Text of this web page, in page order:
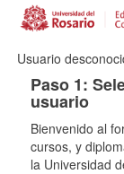
Usuario
Paso 1:
usuario
Bienvenido al
cursos, y
la Universidad